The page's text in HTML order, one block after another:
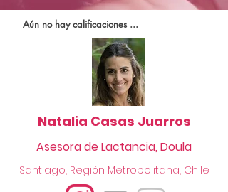
Aún no hay calificaciones ...
Santiago, Región Metropolitana, Chile
Natalia Casas Juarros
Asesora de Lactancia, Doula